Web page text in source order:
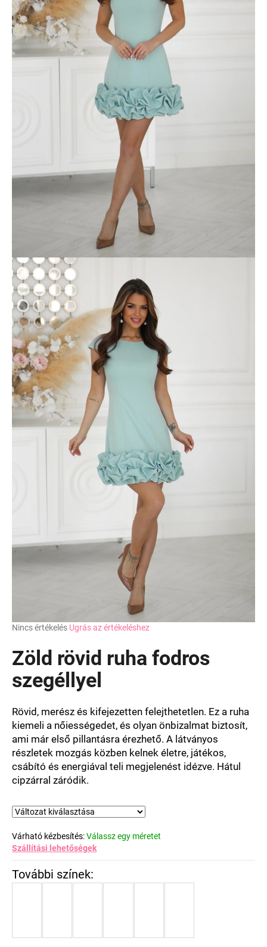
A
átlagos
értékelése
ből
csillag.
Nincs értékelés Ugrás az értékeléshez
Zöld rövid ruha fodros
szegéllyel
Rövid, merész és kifejezetten felejthetetlen. Ez a ruha
kiemeli a nőiességedet, és olyan önbizalmat biztosít,
ami már első pillantásra érezhető. A látványos
részletek mozgás közben kelnek életre, játékos,
csábító és energiával teli megjelenést idézve. Hátul
cipzárral záródik.
Várható kézbesítés:Válassz egy méretet
Szállítási lehetőségek